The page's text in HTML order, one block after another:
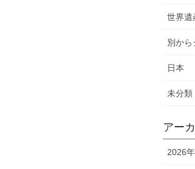
世界遺
別から
日本
未分類
アー
2026